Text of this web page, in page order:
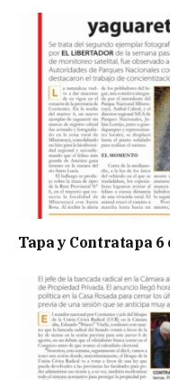
Tapa y Contratapa 6